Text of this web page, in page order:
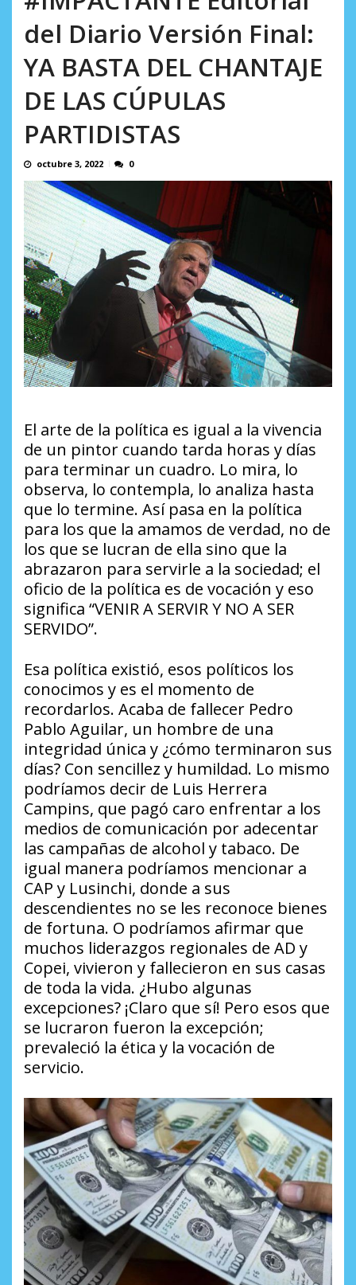
del Diario Versión Final:
YA BASTA DEL CHANTAJE
DE LAS CÚPULAS
PARTIDISTAS
octubre 3, 2022 0
El arte de la política es igual a la vivencia
de un pintor cuando tarda horas y días
para terminar un cuadro. Lo mira, lo
observa, lo contempla, lo analiza hasta
que lo termine. Así pasa en la política
para los que la amamos de verdad, no de
los que se lucran de ella sino que la
abrazaron para servirle a la sociedad; el
oficio de la política es de vocación y eso
significa “VENIR A SERVIR Y NO A SER
SERVIDO”.
Esa política existió, esos políticos los
conocimos y es el momento de
recordarlos. Acaba de fallecer Pedro
Pablo Aguilar, un hombre de una
integridad única y ¿cómo terminaron sus
días? Con sencillez y humildad. Lo mismo
podríamos decir de Luis Herrera
Campins, que pagó caro enfrentar a los
medios de comunicación por adecentar
las campañas de alcohol y tabaco. De
igual manera podríamos mencionar a
CAP y Lusinchi, donde a sus
descendientes no se les reconoce bienes
de fortuna. O podríamos afirmar que
muchos liderazgos regionales de AD y
Copei, vivieron y fallecieron en sus casas
de toda la vida. ¿Hubo algunas
excepciones? ¡Claro que sí! Pero esos que
se lucraron fueron la excepción;
prevaleció la ética y la vocación de
servicio.